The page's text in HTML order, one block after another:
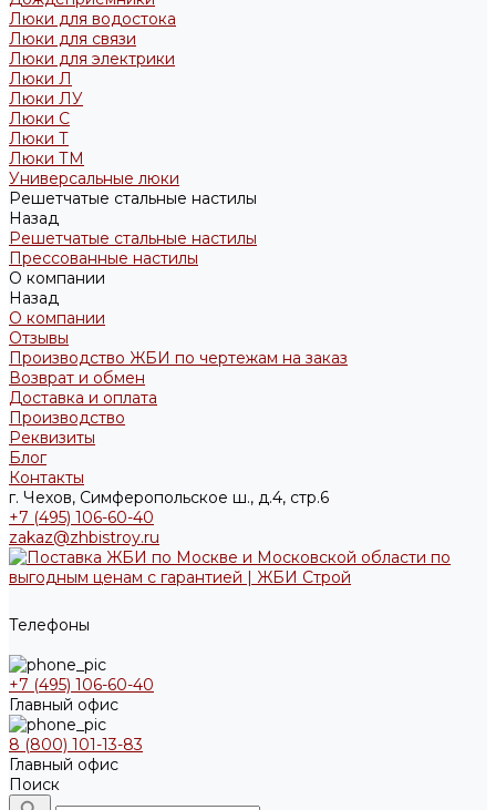
Люки для водостока
Люки для связи
Люки для электрики
Люки Л
Люки ЛУ
Люки С
Люки Т
Люки ТМ
Универсальные люки
Решетчатые стальные настилы
Назад
Решетчатые стальные настилы
Прессованные настилы
О компании
Назад
О компании
Отзывы
Производство ЖБИ по чертежам на заказ
Возврат и обмен
Доставка и оплата
Производство
Реквизиты
Блог
Контакты
г. Чехов, Симферопольское ш., д.4, стр.6
+7 (495) 106-60-40
zakaz@zhbistroy.ru
Телефоны
+7 (495) 106-60-40
Главный офис
8 (800) 101-13-83
Главный офис
Поиск